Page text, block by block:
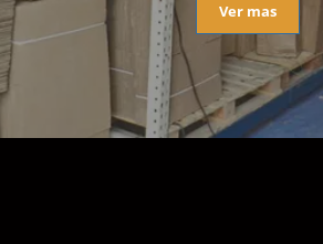
Ver mas